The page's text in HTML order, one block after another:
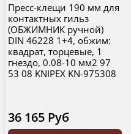
Пресс-клещи 190 мм для
контактных гильз
(ОБЖИМНИК ручной)
DIN 46228 1+4, обжим:
квадрат, торцевые, 1
гнездо, 0.08-10 мм2 97
53 08 KNIPEX KN-975308
36 165 Руб